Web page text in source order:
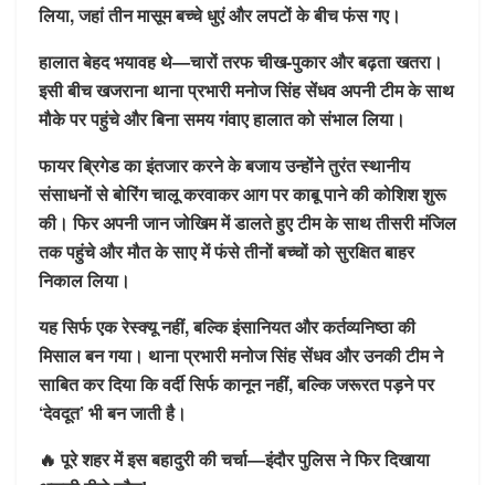
लिया, जहां तीन मासूम बच्चे धुएं और लपटों के बीच फंस गए।
हालात बेहद भयावह थे—चारों तरफ चीख-पुकार और बढ़ता खतरा।
इसी बीच खजराना थाना प्रभारी मनोज सिंह सेंधव अपनी टीम के साथ
मौके पर पहुंचे और बिना समय गंवाए हालात को संभाल लिया।
फायर ब्रिगेड का इंतजार करने के बजाय उन्होंने तुरंत स्थानीय
संसाधनों से बोरिंग चालू करवाकर आग पर काबू पाने की कोशिश शुरू
की। फिर अपनी जान जोखिम में डालते हुए टीम के साथ तीसरी मंजिल
तक पहुंचे और मौत के साए में फंसे तीनों बच्चों को सुरक्षित बाहर
निकाल लिया।
यह सिर्फ एक रेस्क्यू नहीं, बल्कि इंसानियत और कर्तव्यनिष्ठा की
मिसाल बन गया। थाना प्रभारी मनोज सिंह सेंधव और उनकी टीम ने
साबित कर दिया कि वर्दी सिर्फ कानून नहीं, बल्कि जरूरत पड़ने पर
‘देवदूत’ भी बन जाती है।
🔥 पूरे शहर में इस बहादुरी की चर्चा—इंदौर पुलिस ने फिर दिखाया